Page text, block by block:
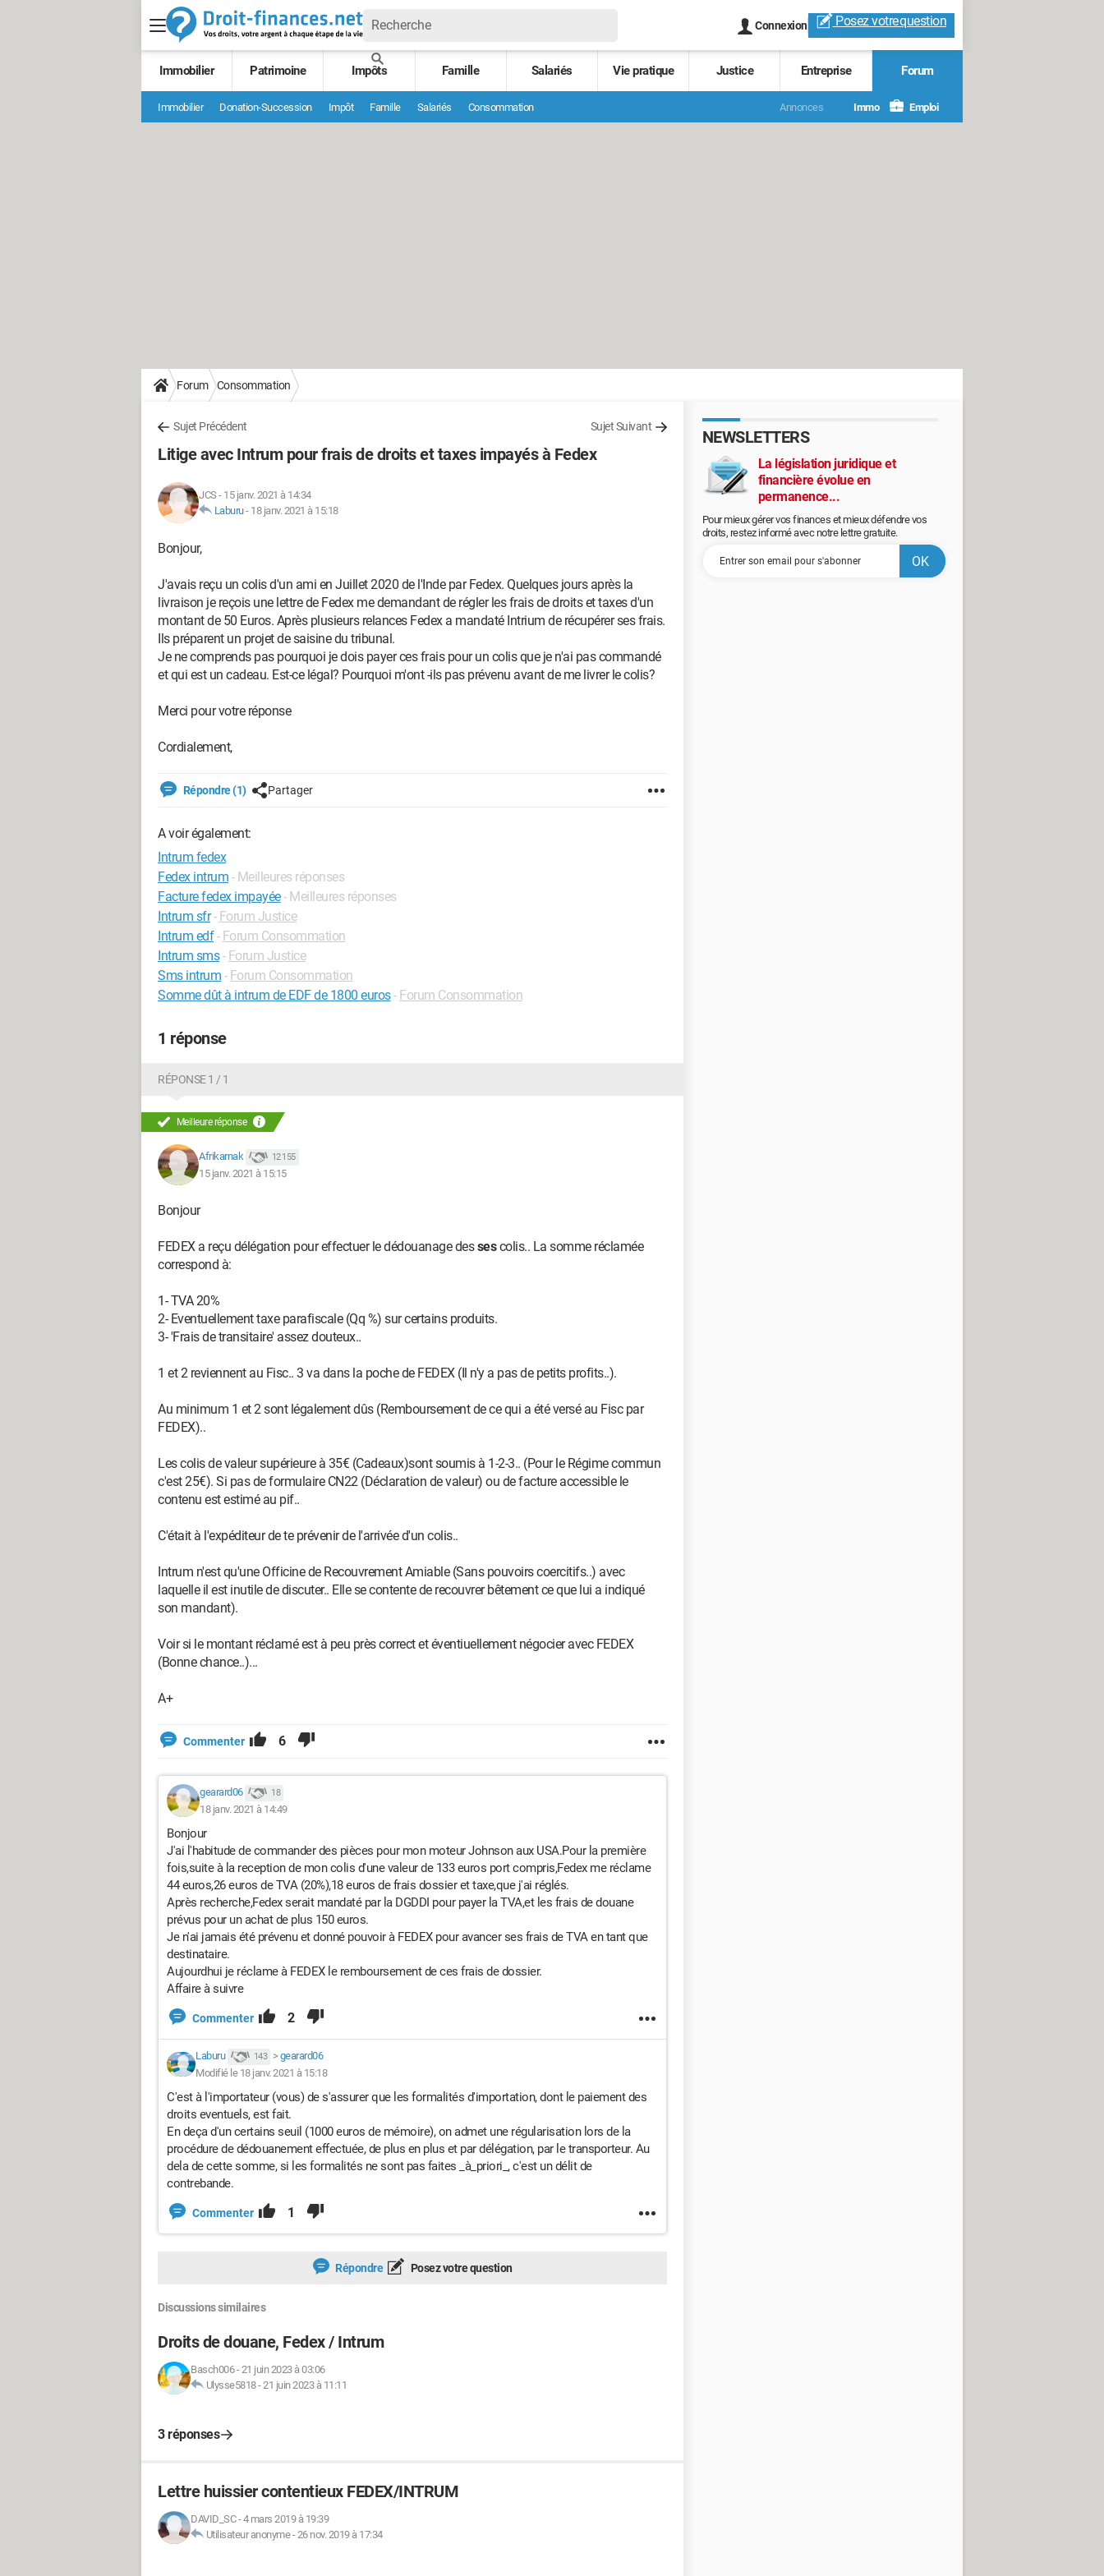
Connexion Posez votrequestion
Immobilier Patrimoine Impôts Famille Salariés Vie pratique Justice Entreprise Forum
Immobilier Donation-Succession Impôt Famille Salariés Consommation Annonces Immo Emploi
Forum Consommation
Sujet Précédent Sujet Suivant
Litige avec Intrum pour frais de droits et taxes impayés à Fedex
JCS - 15 janv. 2021 à 14:34
Laburu- 18 janv. 2021 à 15:18
Bonjour,
J'avais reçu un colis d'un ami en Juillet 2020 de l'Inde par Fedex. Quelques jours après la
livraison je reçois une lettre de Fedex me demandant de régler les frais de droits et taxes d'un
montant de 50 Euros. Après plusieurs relances Fedex a mandaté Intrium de récupérer ses frais.
Ils préparent un projet de saisine du tribunal.
Je ne comprends pas pourquoi je dois payer ces frais pour un colis que je n'ai pas commandé
et qui est un cadeau. Est-ce légal? Pourquoi m'ont -ils pas prévenu avant de me livrer le colis?
Merci pour votre réponse
Cordialement,
Répondre (1) Partager
A voir également:
Intrum fedex
Fedex intrum - Meilleures réponses
Facture fedex impayée- Meilleures réponses
Intrum sfr - Forum Justice
Intrum edf - Forum Consommation
Intrum sms - Forum Justice
Sms intrum - Forum Consommation
Somme dût à intrum de EDF de 1800 euros- Forum Consommation
1 réponse
RÉPONSE 1 / 1
Meilleure réponse
Afrikarnak 12 155
15 janv. 2021 à 15:15
Bonjour
FEDEX a reçu délégation pour effectuer le dédouanage dessescolis.. La somme réclamée
correspond à:
1- TVA 20%
2- Eventuellement taxe parafiscale (Qq %) sur certains produits.
3- 'Frais de transitaire' assez douteux..
1 et 2 reviennent au Fisc.. 3 va dans la poche de FEDEX (Il n'y a pas de petits profits..).
Au minimum 1 et 2 sont légalement dûs (Remboursement de ce qui a été versé au Fisc par
FEDEX)..
Les colis de valeur supérieure à 35€ (Cadeaux)sont soumis à 1-2-3.. (Pour le Régime commun
c'est 25€). Si pas de formulaire CN22 (Déclaration de valeur) ou de facture accessible le
contenu est estimé au pif..
C'était à l'expéditeur de te prévenir de l'arrivée d'un colis..
Intrum n'est qu'une Officine de Recouvrement Amiable (Sans pouvoirs coercitifs..) avec
laquelle il est inutile de discuter.. Elle se contente de recouvrer bêtement ce que lui a indiqué
son mandant).
Voir si le montant réclamé est à peu près correct et éventiuellement négocier avec FEDEX
(Bonne chance..)...
A+
Commenter 6
gearard06 18
18 janv. 2021 à 14:49
Bonjour
J'ai l'habitude de commander des pièces pour mon moteur Johnson aux USA.Pour la première
fois,suite à la reception de mon colis d'une valeur de 133 euros port compris,Fedex me réclame
44 euros,26 euros de TVA (20%),18 euros de frais dossier et taxe,que j'ai réglés.
Après recherche,Fedex serait mandaté par la DGDDI pour payer la TVA,et les frais de douane
prévus pour un achat de plus 150 euros.
Je n'ai jamais été prévenu et donné pouvoir à FEDEX pour avancer ses frais de TVA en tant que
destinataire.
Aujourdhui je réclame à FEDEX le remboursement de ces frais de dossier.
Affaire à suivre
Commenter 2
Laburu 143 > gearard06
Modifié le 18 janv. 2021 à 15:18
C'est à l'importateur (vous) de s'assurer que les formalités d'importation, dont le paiement des
droits eventuels, est fait.
En deça d'un certains seuil (1000 euros de mémoire), on admet une régularisation lors de la
procédure de dédouanement effectuée, de plus en plus et par délégation, par le transporteur. Au
dela de cette somme, si les formalités ne sont pas faites _à_priori_, c'est un délit de
contrebande.
Commenter 1
Répondre Posez votre question
Discussions similaires
Droits de douane, Fedex / Intrum
Basch006-21 juin 2023 à 03:06
Ulysse5818-21 juin 2023 à 11:11
3 réponses
Lettre huissier contentieux FEDEX/INTRUM
DAVID_SC-4 mars 2019 à 19:39
Utilisateur anonyme-26 nov. 2019 à 17:34
NEWSLETTERS
La législation juridique et
financière évolue en
permanence...
Pour mieux gérer vos finances et mieux défendre vos
droits, restez informé avec notre lettre gratuite.